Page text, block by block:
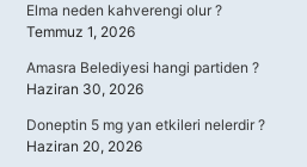
Elma neden kahverengi olur ?
Temmuz 1, 2026
Amasra Belediyesi hangi partiden ?
Haziran 30, 2026
Doneptin 5 mg yan etkileri nelerdir ?
Haziran 20, 2026